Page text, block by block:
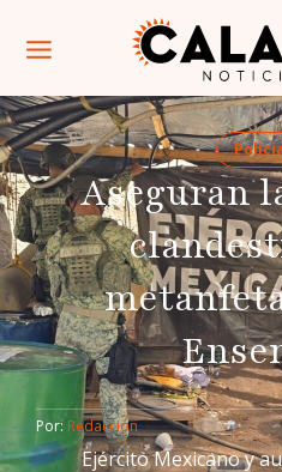
Aseguran
Por: Redacción
Ejército Mexicano y